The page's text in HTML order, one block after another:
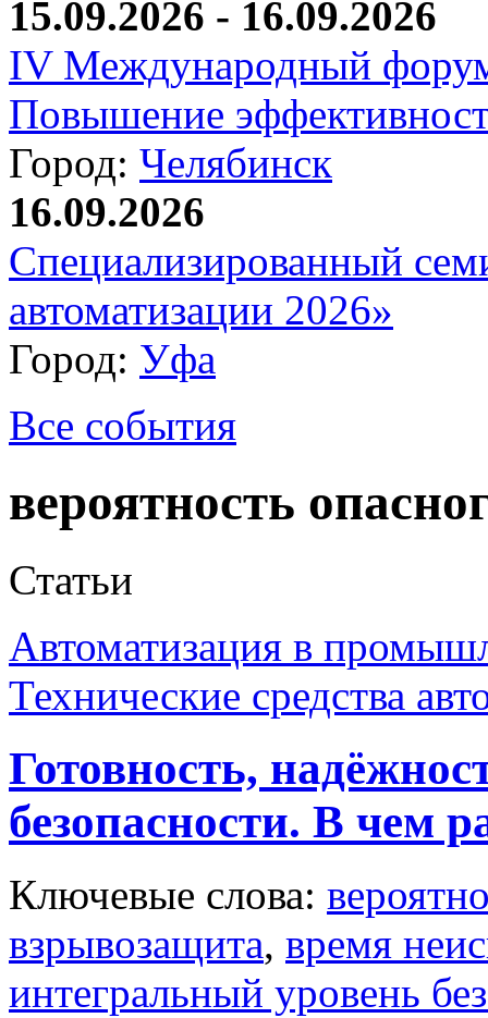
15.09.2026 - 16.09.2026
IV Международный
Повышение
Город: Челябинск
16.09.2026
Специализированный
автоматизации 2026»
Город: Уфа
Все события
вероятность
Статьи
Автоматизация в
Технические средства
Готовность,
безопасности. В чем
Ключевые слова:
взрывозащита, время
интегральный уровень